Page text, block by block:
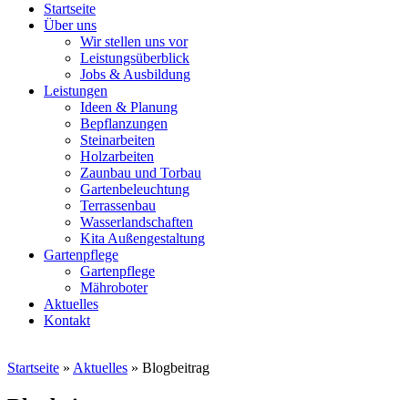
Startseite
Über uns
Wir stellen uns vor
Leistungsüberblick
Jobs & Ausbildung
Leistungen
Ideen & Planung
Bepflanzungen
Steinarbeiten
Holzarbeiten
Zaunbau und Torbau
Gartenbeleuchtung
Terrassenbau
Wasserlandschaften
Kita Außengestaltung
Gartenpflege
Gartenpflege
Mähroboter
Aktuelles
Kontakt
Startseite » Aktuelles » Blogbeitrag